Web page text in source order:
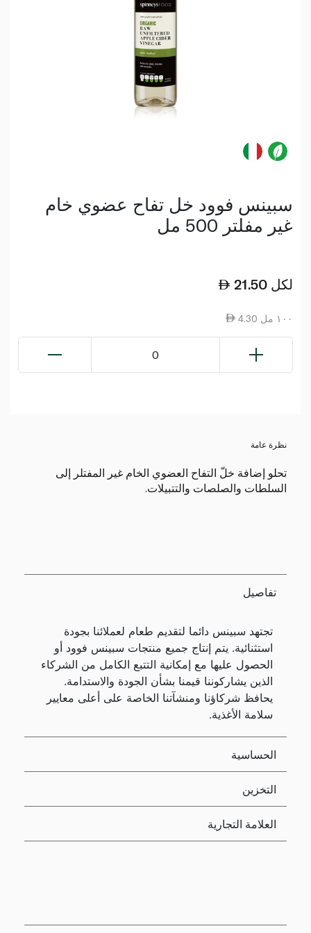
سبينس فوود خل تفاح عضوي خام
غير مفلتر 500 مل
21.50 لكل
4.30 ١٠٠ مل
0
نظرة عامة
تحلو إضافة خلّ التفاح العضوي الخام غير المفتلر إلى
السلطات والصلصات والتتبيلات.
تفاصيل
تجتهد سبينس دائما لتقديم طعام لعملائنا بجودة
استثنائية. يتم إنتاج جميع منتجات سبينس فوود أو
الحصول عليها مع إمكانية التتبع الكامل من الشركاء
الذين يشاركوننا قيمنا بشأن الجودة والاستدامة.
يحافظ شركاؤنا ومنشآتنا الخاصة على أعلى معايير
سلامة الأغذية.
الحساسية
التخزين
العلامة التجارية